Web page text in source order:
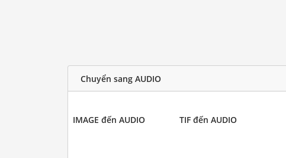
Chuyển sang AUDIO
IMAGE đến AUDIO TIF đến AUDIO